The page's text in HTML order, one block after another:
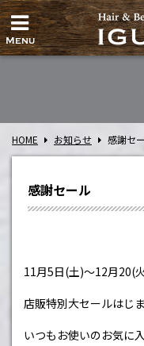
Menu
HOME お知らせ 感謝セ
感謝セール
11月5日(土)～12月20(
店販特別大セールはじ
いつもお使いのお気に